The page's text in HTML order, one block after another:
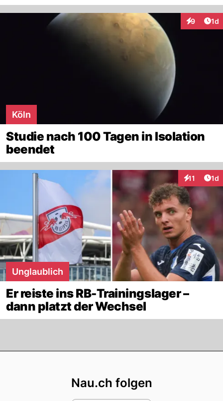
9 1d
Köln
Studie nach 100 Tagen in Isolation
beendet
11 1d
Unglaublich
Er reiste ins RB-Trainingslager –
dann platzt der Wechsel
Nau.ch folgen